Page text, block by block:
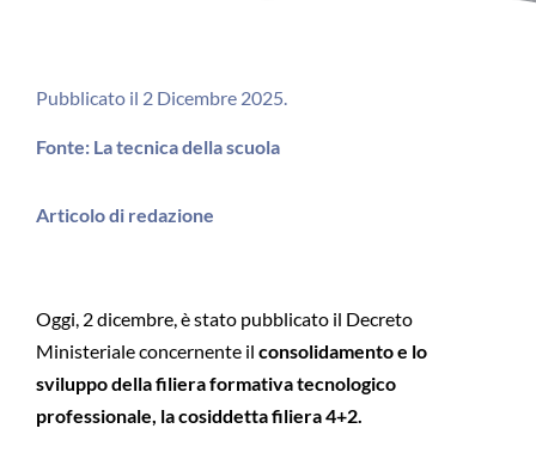
Pubblicato il 2 Dicembre 2025.
Fonte: La tecnica della scuola
Articolo di redazione
Oggi, 2 dicembre, è stato pubblicato il Decreto
Ministeriale concernente il consolidamento e lo
sviluppo della filiera formativa tecnologico
professionale, la cosiddetta filiera 4+2.